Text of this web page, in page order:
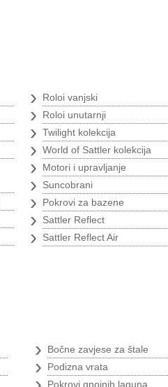
› Roloi vanjski
› Roloi unutarnji
› Twilight kolekcija
› World of Sattler kolekcija
› Motori i upravljanje
› Suncobrani
› Pokrovi za bazene
› Sattler Reflect
› Sattler Reflect Air
› Bočne zavjese za štale
› Podizna vrata
Pokrovi gnojnih laguna